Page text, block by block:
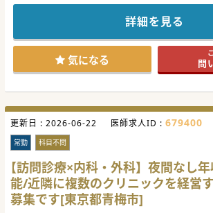
★☆コンサルタントからのメッセージ★☆
都下三次救急病院として、およそ半世紀
市立病院です。
緊急オペも含めて病院全体として、約
約2,000例)のオペを行っております。
経験豊富な医師のもとで豊富な症例・ス
す。
方、是非ご応募ください。
#春入職可
詳細を見る
気になる 問
更新日 : 2026-06-22 医師求人ID : 679400
常勤 科目不問
【訪問診療×内科・外科】夜間なし
能/近隣に複数のクリニックを経営
募集です[東京都青梅市]